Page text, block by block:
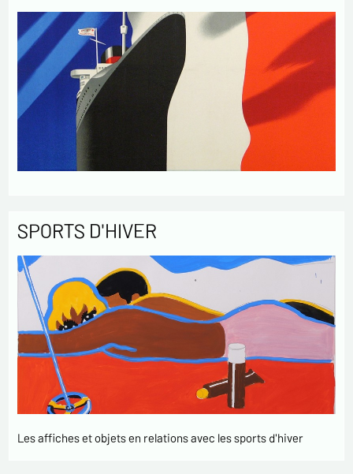
SPORTS D'HIVER
Les affiches et objets en relations avec les sports d'hiver